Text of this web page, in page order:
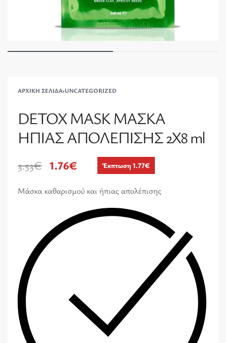
ΑΡΧΙΚΉ ΣΕΛΊΔΑ›UNCATEGORIZED
DETOX MASK ΜΑΣΚΑ
ΗΠΙΑΣ ΑΠΟΛΕΠΙΣΗΣ 2X8 ml
3.53€ 1.76€ Έκπτωση 1.77€
Μάσκα καθαρισμού και ήπιας απολέπισης